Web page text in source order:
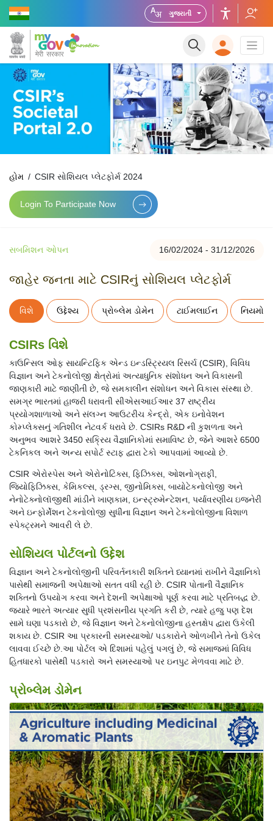
ગુજરાતી
હોમ CSIR સોશિયલ પ્લેટફોર્મ 2024
Login To Participate Now
સબમિશન ઓપન 16/02/2024 - 31/12/2026
જાહેર જનતા માટે CSIRનું સોશિયલ પ્લેટફોર્મ
વિશે ઉદ્દેશ્ય પ્રોબ્લેમ ડોમેન ટાઈમલાઈન નિયમો
CSIRs વિશે
કાઉન્સિલ ઓફ સાયન્ટિફિક એન્ડ ઇન્ડસ્ટ્રિયલ રિસર્ચ (CSIR), વિવિધ
વિજ્ઞાન અને ટેકનોલોજી ક્ષેત્રોમાં અત્યાધુનિક સંશોધન અને વિકાસની
જાણકારી માટે જાણીતી છે, જે સમકાલીન સંશોધન અને વિકાસ સંસ્થા છે.
સમગ્ર ભારતમાં હાજરી ધરાવતી સીએસઆઈઆર 37 રાષ્ટ્રીય
પ્રયોગશાળાઓ અને સંલગ્ન આઉટરીચ કેન્દ્રો, એક ઇનોવેશન
કોમ્પ્લેક્સનું ગતિશીલ નેટવર્ક ધરાવે છે. CSIRs R&D ની કુશળતા અને
અનુભવ આશરે 3450 સક્રિય વૈજ્ઞાનિકોમાં સમાવિષ્ટ છે, જેને આશરે 6500
ટેકનિકલ અને અન્ય સપોર્ટ સ્ટાફ દ્વારા ટેકો આપવામાં આવ્યો છે.
CSIR એરોસ્પેસ અને એરોનોટિક્સ, ફિઝિક્સ, ઓશનોગ્રાફી,
જિયોફિઝિક્સ, કેમિકલ્સ, ડ્રગ્સ, જીનોમિક્સ, બાયોટેકનોલોજી અને
નેનોટેક્નોલૉજીથી માંડીને ખાણકામ, ઇન્સ્ટ્રુમેન્ટેશન, પર્યાવરણીય ઇજનેરી
અને ઇન્ફોર્મેશન ટેકનોલોજી સુધીના વિજ્ઞાન અને ટેકનોલોજીના વિશાળ
સ્પેક્ટ્રમને આવરી લે છે.
સોશિયલ પોર્ટલનો ઉદ્દેશ
વિજ્ઞાન અને ટેકનોલોજીની પરિવર્તનકારી શક્તિને ધ્યાનમાં રાખીને વૈજ્ઞાનિકો
પાસેથી સમાજની અપેક્ષાઓ સતત વધી રહી છે. CSIR પોતાની વૈજ્ઞાનિક
શક્તિનો ઉપયોગ કરવા અને દેશની અપેક્ષાઓ પૂર્ણ કરવા માટે પ્રતિબદ્ધ છે.
જ્યારે ભારતે અત્યાર સુધી પ્રશંસનીય પ્રગતિ કરી છે, ત્યારે હજુ પણ દેશ
સામે ઘણા પડકારો છે, જે વિજ્ઞાન અને ટેકનોલોજીના હસ્તક્ષેપ દ્વારા ઉકેલી
શકાય છે. CSIR આ પ્રકારની સમસ્યાઓ/ પડકારોને ઓળખીને તેનો ઉકેલ
લાવવા ઈચ્છે છે.આ પોર્ટલ એ દિશામાં પહેલું પગલું છે, જે સમાજમાં વિવિધ
હિતધારકો પાસેથી પડકારો અને સમસ્યાઓ પર ઇનપુટ મેળવવા માટે છે.
પ્રોબ્લેમ ડોમેન